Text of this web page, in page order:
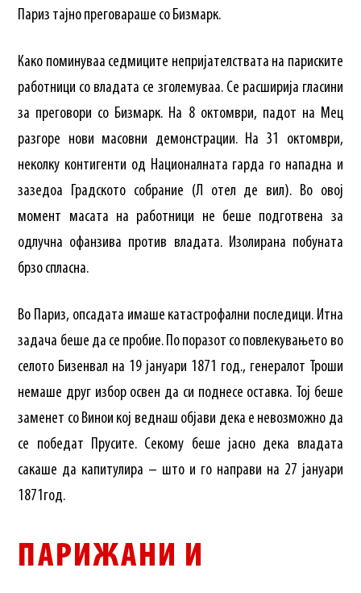
Париз тајно преговараше со Бизмарк.
Како поминуваа седмиците непријателствата на париските
работници со владата се зголемуваа. Се расширија гласини
за преговори со Бизмарк. На 8 октомври, падот на Мец
разгоре нови масовни демонстрации. На 31 октомври,
неколку контигенти од Националната гарда го нападна и
зазедоа Градското собрание (Л отел де вил). Во овој
момент масата на работници не беше подготвена за
одлучна офанзива против владата. Изолирана побуната
брзо спласна.
Во Париз, опсадата имаше катастрофални последици. Итна
задача беше да се пробие. По поразот со повлекувањето во
селото Бизенвал на 19 јануари 1871 год., генералот Троши
немаше друг избор освен да си поднесе оставка. Тој беше
заменет со Винои кој веднаш објави дека е невозможно да
се победат Прусите. Секому беше јасно дека владата
сакаше да капитулира – што и го направи на 27 јануари
1871год.
ПАРИЖАНИ И